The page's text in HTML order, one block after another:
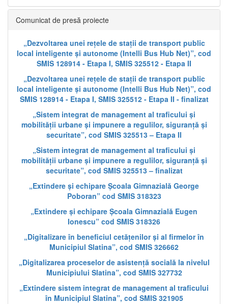
Comunicat de presă proiecte
„Dezvoltarea unei rețele de stații de transport public
local inteligente și autonome (Intelli Bus Hub Net)”, cod
SMIS 128914 - Etapa I, SMIS 325512 - Etapa II
„Dezvoltarea unei rețele de stații de transport public
local inteligente și autonome (Intelli Bus Hub Net)”, cod
SMIS 128914 - Etapa I, SMIS 325512 - Etapa II - finalizat
„Sistem integrat de management al traficului și
mobilității urbane și impunere a regulilor, siguranță și
securitate”, cod SMIS 325513 – Etapa II
„Sistem integrat de management al traficului și
mobilității urbane și impunere a regulilor, siguranță și
securitate”, cod SMIS 325513 – finalizat
„Extindere și echipare Școala Gimnazială George
Poboran” cod SMIS 318323
„Extindere și echipare Școala Gimnazială Eugen
Ionescu” cod SMIS 318326
„Digitalizare în beneficiul cetățenilor și al firmelor în
Municipiul Slatina”, cod SMIS 326662
„Digitalizarea proceselor de asistență socială la nivelul
Municipiului Slatina”, cod SMIS 327732
„Extindere sistem integrat de management al traficului
în Municipiul Slatina”, cod SMIS 321905